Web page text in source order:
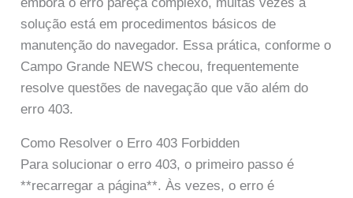
embora o erro pareça complexo, muitas vezes a
solução está em procedimentos básicos de
manutenção do navegador. Essa prática, conforme o
Campo Grande NEWS checou, frequentemente
resolve questões de navegação que vão além do
erro 403.
Como Resolver o Erro 403 Forbidden
Para solucionar o erro 403, o primeiro passo é
**recarregar a página**. Às vezes, o erro é